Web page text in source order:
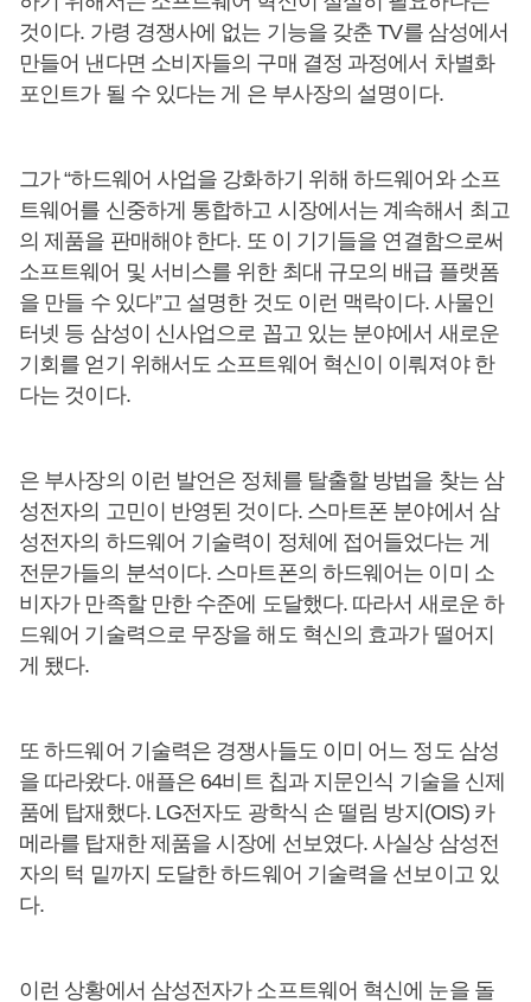
것이다. 가령 경쟁사에 없는 기능을 갖춘 TV를 삼성에서
만들어 낸다면 소비자들의 구매 결정 과정에서 차별화
포인트가 될 수 있다는 게 은 부사장의 설명이다.
그가 “하드웨어 사업을 강화하기 위해 하드웨어와 소프
트웨어를 신중하게 통합하고 시장에서는 계속해서 최고
의 제품을 판매해야 한다. 또 이 기기들을 연결함으로써
소프트웨어 및 서비스를 위한 최대 규모의 배급 플랫폼
을 만들 수 있다”고 설명한 것도 이런 맥락이다. 사물인
터넷 등 삼성이 신사업으로 꼽고 있는 분야에서 새로운
기회를 얻기 위해서도 소프트웨어 혁신이 이뤄져야 한
다는 것이다.
은 부사장의 이런 발언은 정체를 탈출할 방법을 찾는 삼
성전자의 고민이 반영된 것이다. 스마트폰 분야에서 삼
성전자의 하드웨어 기술력이 정체에 접어들었다는 게
전문가들의 분석이다. 스마트폰의 하드웨어는 이미 소
비자가 만족할 만한 수준에 도달했다. 따라서 새로운 하
드웨어 기술력으로 무장을 해도 혁신의 효과가 떨어지
게 됐다.
또 하드웨어 기술력은 경쟁사들도 이미 어느 정도 삼성
을 따라왔다. 애플은 64비트 칩과 지문인식 기술을 신제
품에 탑재했다. LG전자도 광학식 손 떨림 방지(OIS) 카
메라를 탑재한 제품을 시장에 선보였다. 사실상 삼성전
자의 턱 밑까지 도달한 하드웨어 기술력을 선보이고 있
다.
이런 상황에서 삼성전자가 소프트웨어 혁신에 눈을 돌